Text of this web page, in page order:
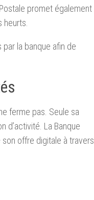
promet également
la banque afin de
ferme pas. Seule sa
d’activité. La Banque
offre digitale à travers